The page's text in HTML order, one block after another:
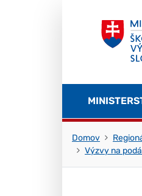
Domov
Výzvy na